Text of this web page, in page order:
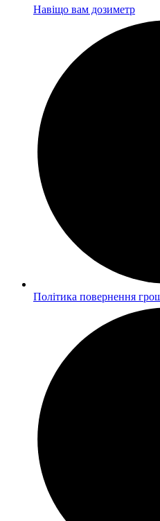
Навіщо вам дозиметр
Політика повернення